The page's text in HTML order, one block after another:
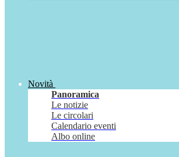
Novità
Panoramica
Le notizie
Le circolari
Calendario eventi
Albo online